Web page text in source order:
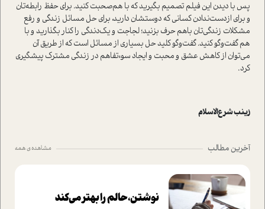
پس با دیدن این فیلم تصمیم بگیرید كه با هم‌صحبت كنید. براي حفظ رابطه‌تان
و براي از‌دست‌ندادن كساني كه دوستشان داريد، برای حل مسائل زندگی و رفع
مشكلات زندگی‌تان باهم حرف بزنيد؛ لجاجت و یك‌دندگی را كنار بگذاريد و با‌
هم گفت‌وگو كنيد. گفت‌وگو كلید حل بسیاری از مسائل ا‌ست كه از طریق آن
می‌توان از كاهش عشق و محبت و ايجاد سوء‌تفاهم در زندگی مشترك پیشگیری
كرد.
زینب شرع‌الاسلام
آخرین مطالب مشاهده ی همه
نوشتن، حالم را بهتر می‌کند